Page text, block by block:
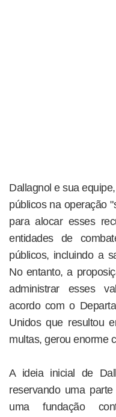
Dallagnol e sua
públicos na operação
para alocar esses
entidades de
públicos, incluindo a
No entanto, a
administrar esses
acordo com o
Unidos que resultou
multas, gerou enorme
A ideia inicial de
reservando uma
uma fundação